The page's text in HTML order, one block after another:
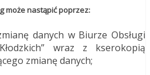
może nastąpić poprzez:
danych w Biurze Obsługi
wraz z kserokopią
zmianę danych;